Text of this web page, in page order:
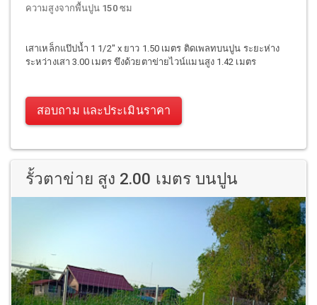
ความสูงจากพื้นปูน 150 ซม
เสาเหล็กแป๊ปน้ำ 1 1/2" x ยาว 1.50 เมตร ติดเพลทบนปูน ระยะห่าง
ระหว่างเสา 3.00 เมตร ขึงด้วยตาข่ายไวน์แมนสูง 1.42 เมตร
สอบถาม และประเมินราคา
รั้วตาข่าย สูง 2.00 เมตร บนปูน